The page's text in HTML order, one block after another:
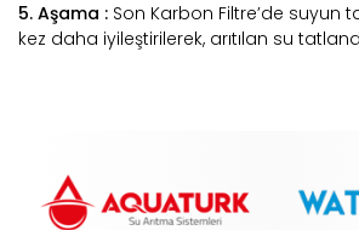
5. Aşama : Son Karbon Filtre’de suyun
kez daha iyileştirilerek, arıtılan su